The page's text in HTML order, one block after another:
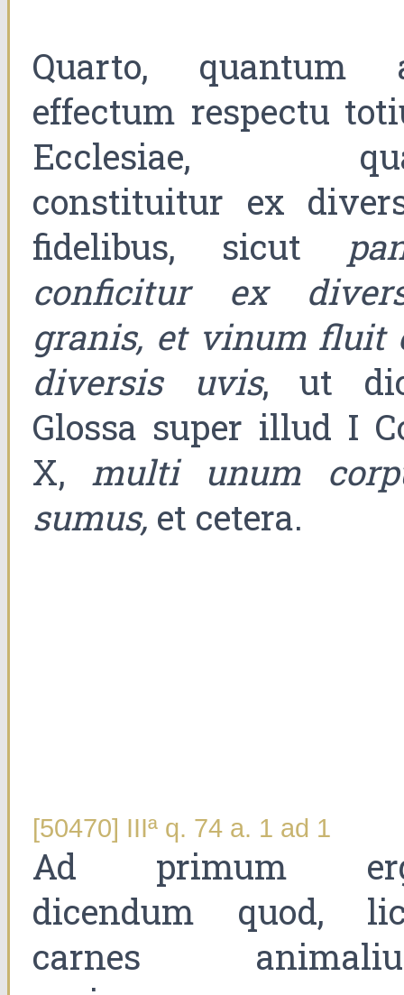
Quarto, quantum
effectum respectu
Ecclesiae,
constituitur ex
fidelibus, sicut
conficitur ex
granis, et vinum fluit
diversis uvis, ut
Glossa super illud I
X, multi unum
sumus, et cetera.
[50470] IIIª q. 74 a. 1 ad 1
Ad primum
dicendum quod,
carnes